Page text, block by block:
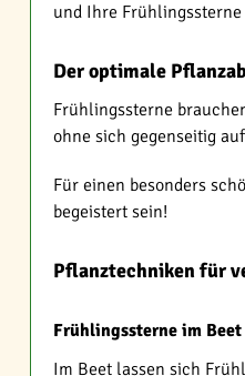
und Ihre
Der optimale
Frühlingssterne
ohne sich gegenseitig
Für einen besonders
begeistert sein!
Pflanztechniken für
Frühlingssterne im Beet
Im Beet lassen sich